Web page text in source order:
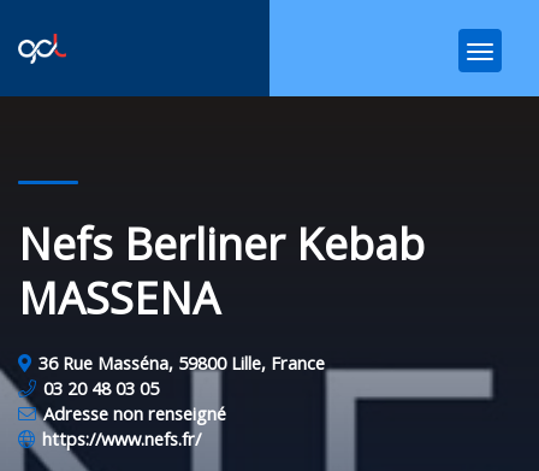
Nefs Berliner Kebab
MASSENA
36 Rue Masséna, 59800 Lille, France
03 20 48 03 05
Adresse non renseigné
https://www.nefs.fr/